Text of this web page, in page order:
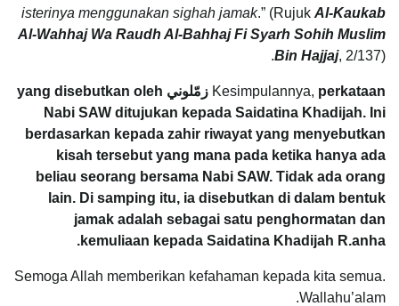
isterinya menggunakan sighah jamak.” (Rujuk Al-Kaukab
Al-Wahhaj Wa Raudh Al-Bahhaj Fi Syarh Sohih Muslim
Bin Hajjaj, 2/137).
Kesimpulannya,
perkataan زمّلوني yang disebutkan oleh
Nabi SAW ditujukan kepada Saidatina Khadijah. Ini
berdasarkan kepada zahir riwayat yang menyebutkan
kisah tersebut yang mana pada ketika hanya ada
beliau seorang bersama Nabi SAW. Tidak ada orang
lain. Di samping itu, ia disebutkan di dalam bentuk
jamak adalah sebagai satu penghormatan dan
kemuliaan kepada Saidatina Khadijah R.anha.
Semoga Allah memberikan kefahaman kepada kita semua.
Wallahu’alam.